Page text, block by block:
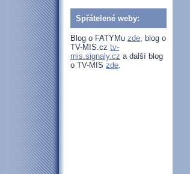
Spřátelené weby:
Blog o FATYMu zde, blog o
TV-MIS.cz tv-
mis.signaly.cz a další blog
o TV-MIS zde.